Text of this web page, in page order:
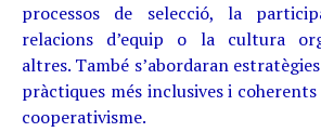
processos de selecció, la
relacions d’equip o la cultura
altres. També s’abordaran
pràctiques més inclusives i
cooperativisme.